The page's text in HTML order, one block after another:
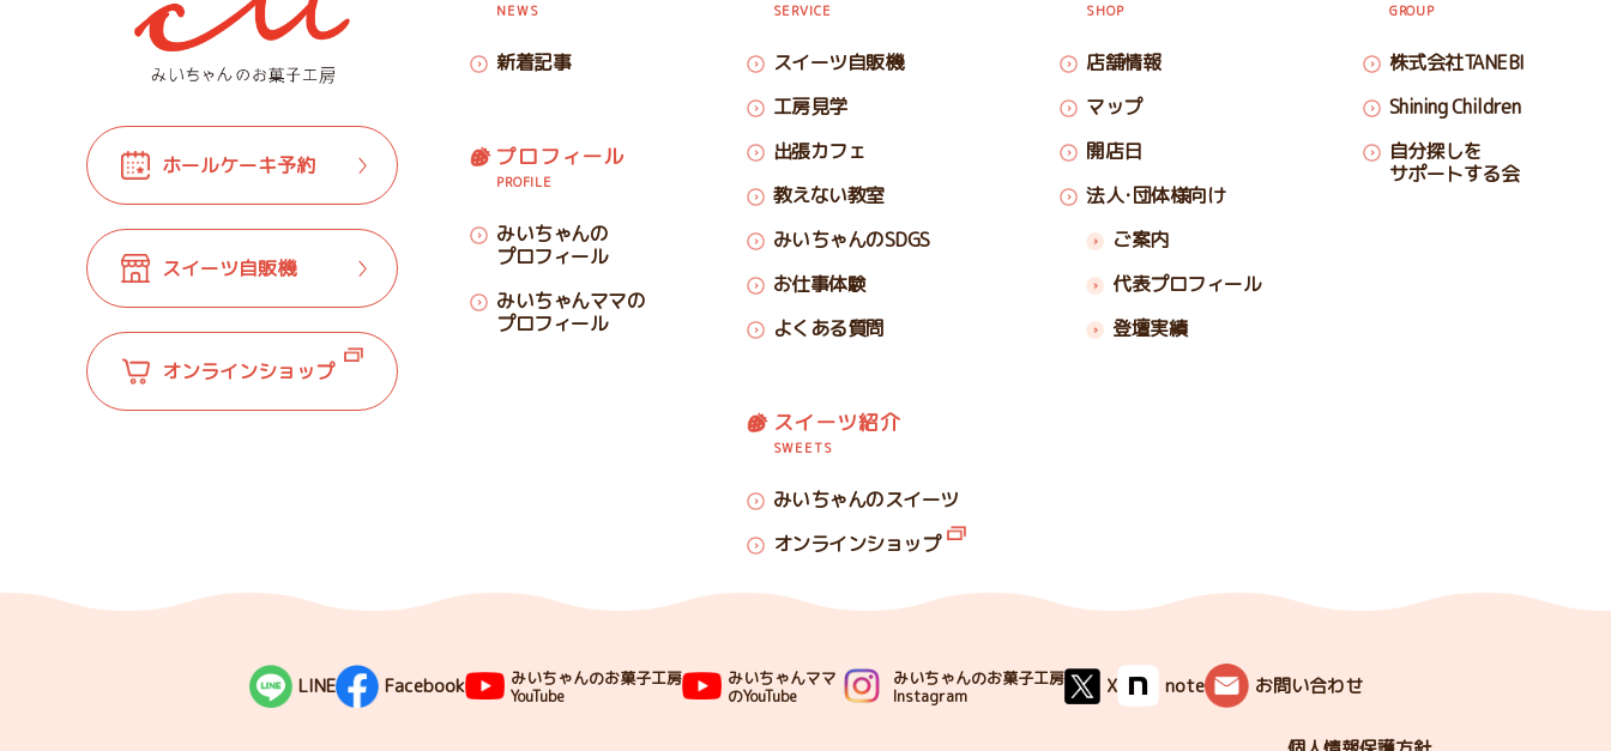
ホールケーキ予約
スイーツ自販機
オンラインショップ
NEWS
新着記事
プロフィール
PROFILE
みいちゃんの
プロフィール
みいちゃんママの
プロフィール
SERVICE
スイーツ自販機
工房見学
出張カフェ
教えない教室
みいちゃんのSDGS
お仕事体験
よくある質問
スイーツ紹介
SWEETS
みいちゃんのスイーツ
オンラインショップ
SHOP
店舗情報
マップ
開店日
法人･団体様向け
ご案内
代表プロフィール
登壇実績
GROUP
株式会社TANEBI
Shining Children
自分探しを
サポートする会
LINE Facebook みいちゃんのお菓子工房
YouTube
みいちゃんママ
のYouTube
みいちゃんのお菓子工房
Instagram X note お問い合わせ